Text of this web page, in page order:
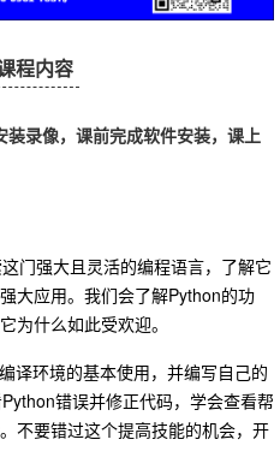
程内容
录像，课前完成软件安装，课上
门强大且灵活的编程语言，了解它
大应用。我们会了解Python的功
为什么如此受欢迎。
译环境的基本使用，并编写自己的
错误并修正代码，学会查看帮
不要错过这个提高技能的机会，开